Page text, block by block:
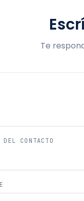
Te
DEL CONTACTO